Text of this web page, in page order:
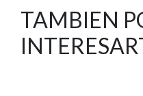
TAMBIEN